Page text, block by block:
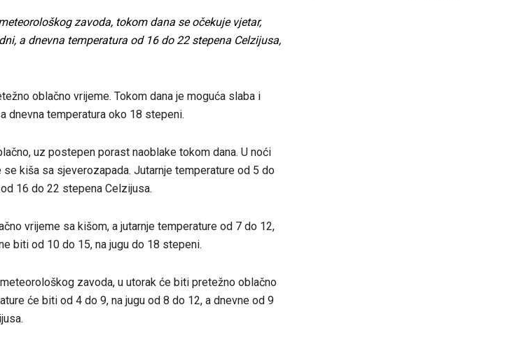
zavoda, tokom dana se očekuje vjetar,
a dnevna temperatura od 16 do 22 stepena Celzijusa,
oblačno vrijeme. Tokom dana je moguća slaba i
dnevna temperatura oko 18 stepeni.
uz postepen porast naoblake tokom dana. U noći
kiša sa sjeverozapada. Jutarnje temperature od 5 do
16 do 22 stepena Celzijusa.
vrijeme sa kišom, a jutarnje temperature od 7 do 12,
biti od 10 do 15, na jugu do 18 stepeni.
zavoda, u utorak će biti pretežno oblačno
će biti od 4 do 9, na jugu od 8 do 12, a dnevne od 9